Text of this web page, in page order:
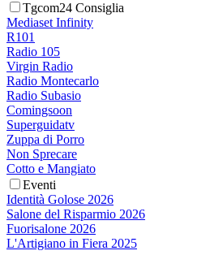
Tgcom24 Consiglia
Mediaset Infinity
R101
Radio 105
Virgin Radio
Radio Montecarlo
Radio Subasio
Comingsoon
Superguidatv
Zuppa di Porro
Non Sprecare
Cotto e Mangiato
Eventi
Identità Golose 2026
Salone del Risparmio 2026
Fuorisalone 2026
L'Artigiano in Fiera 2025